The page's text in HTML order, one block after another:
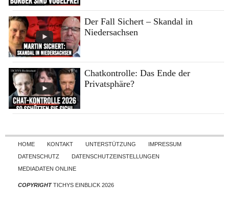
Der Fall Sichert – Skandal in
Niedersachsen
Chatkontrolle: Das Ende der
Privatsphäre?
Skip to content
HOME KONTAKT UNTERSTÜTZUNG
IMPRESSUM
DATENSCHUTZ
DATENSCHUTZEINSTELLUNGEN
MEDIADATEN ONLINE
COPYRIGHTTICHYS EINBLICK 2026